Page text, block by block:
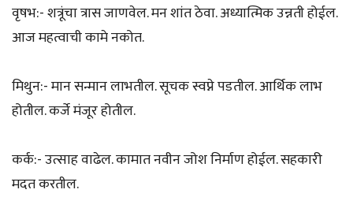
वृषभ:- शत्रूंचा त्रास जाणवेल. मन शांत ठेवा. अध्यात्मिक उन्नती होईल.
आज महत्वाची कामे नकोत.
मिथुन:- मान सन्मान लाभतील. सूचक स्वप्ने पडतील. आर्थिक लाभ
होतील. कर्जे मंजूर होतील.
कर्क:- उत्साह वाढेल. कामात नवीन जोश निर्माण होईल. सहकारी
मदत करतील.